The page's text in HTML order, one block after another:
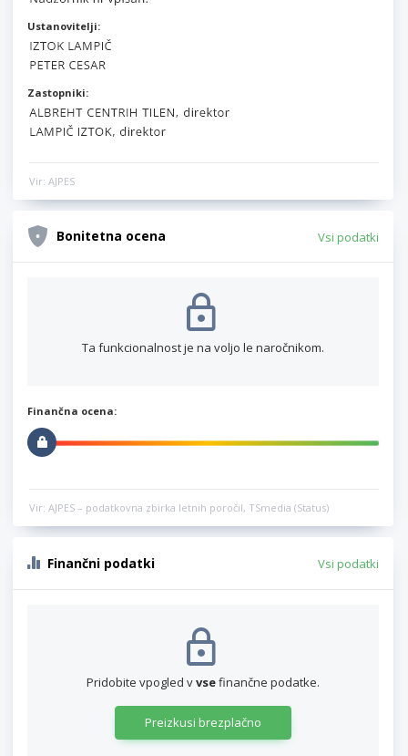
Ustanovitelji:
Zastopniki:
Vir: AJPES
Bonitetna ocena Vsi podatki
Ta funkcionalnost je na voljo le naročnikom.
Finančna ocena:
Vir: AJPES – podatkovna zbirka letnih poročil, TSmedia (Status)
Finančni podatki Vsi podatki
Pridobite vpogled vvsefinančne podatke.
Preizkusi brezplačno